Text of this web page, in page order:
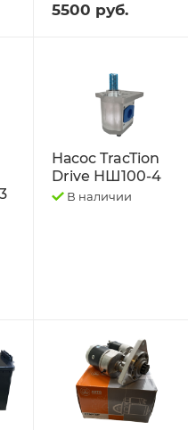
5500 руб.
Насос TracTion
Drive НШ100-4
В наличии